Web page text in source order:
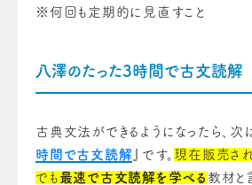
※何回も定期的に見直すこと
八澤のたった3時間で古文読解
古典文法ができるようになったら、次
時間で古文読解 』です。 現在販売さ
でも 最速で古文読解を学べる 教材と